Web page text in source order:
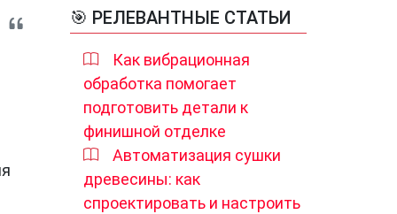
🎯 РЕЛЕВАНТНЫЕ СТАТЬИ
Как вибрационная
обработка помогает
подготовить детали к
финишной отделке
Автоматизация сушки
древесины: как
спроектировать и настроить